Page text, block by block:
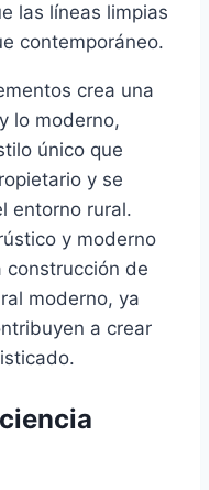
las líneas limpias
contemporáneo.
crea una
lo moderno,
único que
y se
entorno rural.
y moderno
construcción de
moderno, ya
a crear